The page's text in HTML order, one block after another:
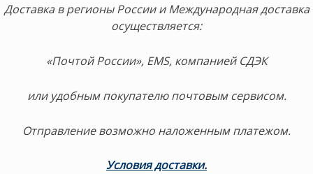
Доставка в регионы России и Международная доставка
осуществляется:
«Почтой России», EMS, компанией СДЭК
или удобным покупателю почтовым сервисом.
Отправление возможно наложенным платежом.
Условия доставки.